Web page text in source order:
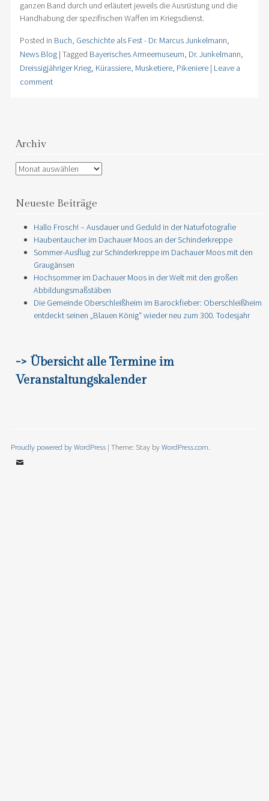
ganzen Band durch und erläutert jeweils die Ausrüstung und die
Handhabung der spezifischen Waffen im Kriegsdienst.
Posted in Buch, Geschichte als Fest - Dr. Marcus Junkelmann,
News Blog | Tagged Bayerisches Armeemuseum, Dr. Junkelmann,
Dreissigjähriger Krieg, Kürassiere, Musketiere, Pikeniere | Leave a
comment
Archiv
Archiv
Neueste Beiträge
Hallo Frosch! – Ausdauer und Geduld in der Naturfotografie
Haubentaucher im Dachauer Moos an der Schinderkreppe
Sommer-Ausflug zur Schinderkreppe im Dachauer Moos mit den
Graugänsen
Hochsommer im Dachauer Moos in der Welt mit den großen
Abbildungsmaßstäben
Die Gemeinde Oberschleißheim im Barockfieber: Oberschleißheim
entdeckt seinen „Blauen König“ wieder neu zum 300. Todesjahr
-> Übersicht alle Termine im
Veranstaltungskalender
Proudly powered by WordPress | Theme: Stay byWordPress.com